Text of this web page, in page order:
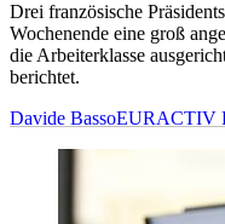
Drei französische
Wochenende eine groß
die Arbeiterklasse
berichtet.
Davide BassoEURACTIV